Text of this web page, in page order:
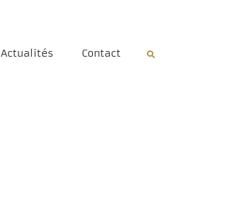
Actualités Contact